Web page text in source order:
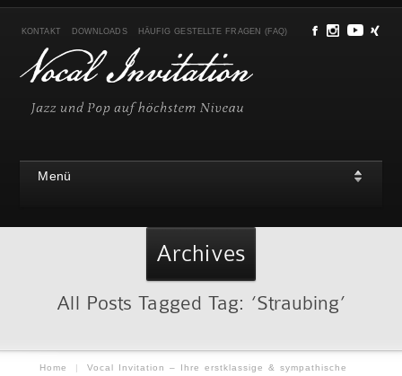
KONTAKT DOWNLOADS HÄUFIG GESTELLTE FRAGEN (FAQ)
Menü
Archives
All Posts Tagged Tag: ‘Straubing’
Home |
Vocal Invitation – Ihre erstklassige & sympathische